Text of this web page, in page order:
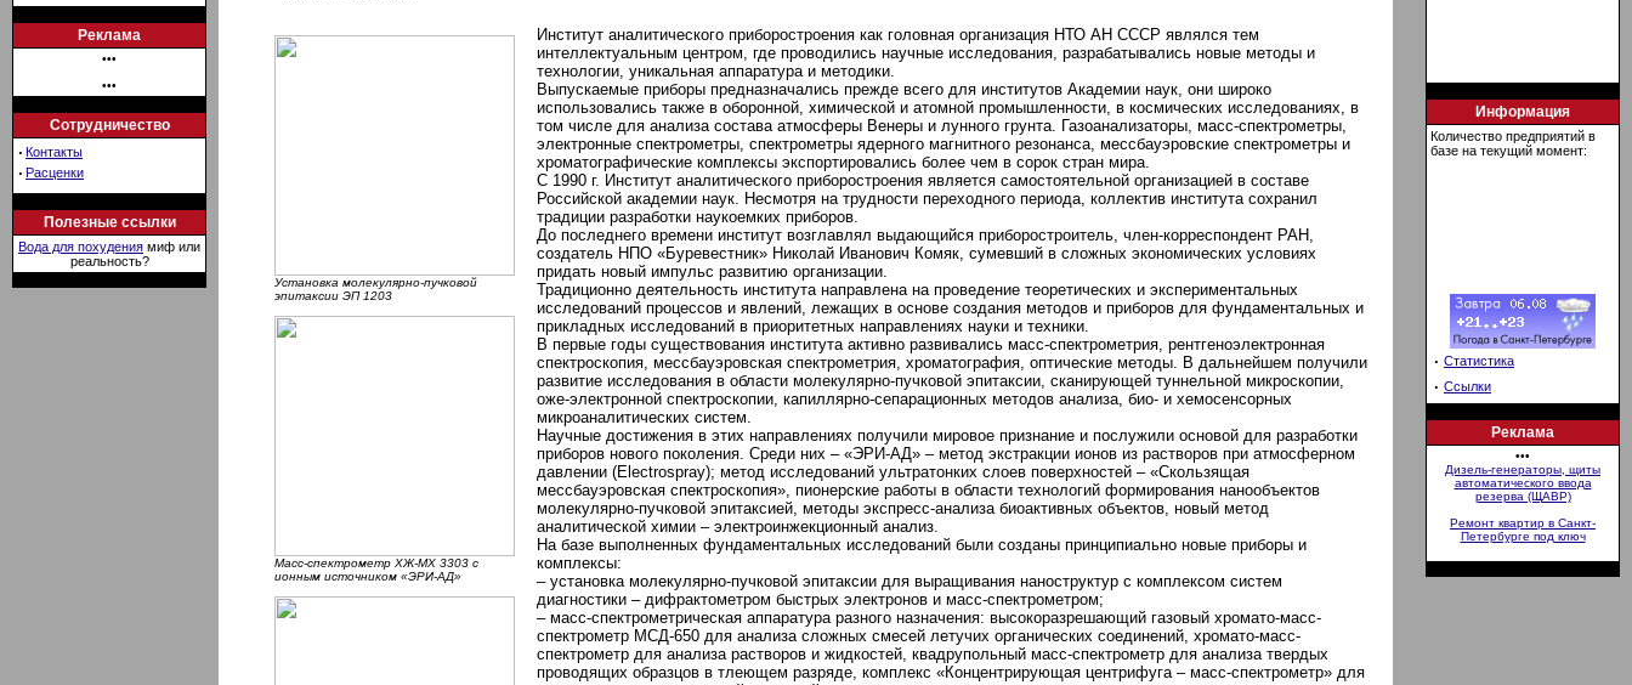
Реклама
•••
•••
Сотрудничество
· Контакты
· Расценки
Полезные ссылки
Вода для похудения миф или
реальность?
Установка молекулярно-пучковой
эпитаксии ЭП 1203
Масс-спектрометр ХЖ-МХ 3303 с
ионным источником «ЭРИ-АД»
Институт аналитического приборостроения как головная организация НТО АН СССР являлся тем
интеллектуальным центром, где проводились научные исследования, разрабатывались новые методы и
технологии, уникальная аппаратура и методики.
Выпускаемые приборы предназначались прежде всего для институтов Академии наук, они широко
использовались также в оборонной, химической и атомной промышленности, в космических исследованиях, в
том числе для анализа состава атмосферы Венеры и лунного грунта. Газоанализаторы, масс-спектрометры,
электронные спектрометры, спектрометры ядерного магнитного резонанса, мессбауэровские спектрометры и
хроматографические комплексы экспортировались более чем в сорок стран мира.
С 1990 г. Институт аналитического приборостроения является самостоятельной организацией в составе
Российской академии наук. Несмотря на трудности переходного периода, коллектив института сохранил
традиции разработки наукоемких приборов.
До последнего времени институт возглавлял выдающийся приборостроитель, член-корреспондент РАН,
создатель НПО «Буревестник» Николай Иванович Комяк, сумевший в сложных экономических условиях
придать новый импульс развитию организации.
Традиционно деятельность института направлена на проведение теоретических и экспериментальных
исследований процессов и явлений, лежащих в основе создания методов и приборов для фундаментальных и
прикладных исследований в приоритетных направлениях науки и техники.
В первые годы существования института активно развивались масс-спектрометрия, рентгеноэлектронная
спектроскопия, мессбауэровская спектрометрия, хроматография, оптические методы. В дальнейшем получили
развитие исследования в области молекулярно-пучковой эпитаксии, сканирующей туннельной микроскопии,
оже-электронной спектроскопии, капиллярно-сепарационных методов анализа, био- и хемосенсорных
микроаналитических систем.
Научные достижения в этих направлениях получили мировое признание и послужили основой для разработки
приборов нового поколения. Среди них – «ЭРИ-АД» – метод экстракции ионов из растворов при атмосферном
давлении (Electrospray); метод исследований ультратонких слоев поверхностей – «Скользящая
мессбауэровская спектроскопия», пионерские работы в области технологий формирования нанообъектов
молекулярно-пучковой эпитаксией, методы экспресс-анализа биоактивных объектов, новый метод
аналитической химии – электроинжекционный анализ.
На базе выполненных фундаментальных исследований были созданы принципиально новые приборы и
комплексы:
– установка молекулярно-пучковой эпитаксии для выращивания наноструктур с комплексом систем
диагностики – дифрактометром быстрых электронов и масс-спектрометром;
– масс-спектрометрическая аппаратура разного назначения: высокоразрешающий газовый хромато-масс-
спектрометр МСД-650 для анализа сложных смесей летучих органических соединений, хромато-масс-
спектрометр для анализа растворов и жидкостей, квадрупольный масс-спектрометр для анализа твердых
проводящих образцов в тлеющем разряде, комплекс «Концентрирующая центрифуга – масс-спектрометр» для
Информация
Количество предприятий в
базе на текущий момент:
· Статистика
· Ссылки
Реклама
•••
Дизель-генераторы, щиты
автоматического ввода
резерва (ЩАВР)
Ремонт квартир в Санкт-
Петербурге под ключ